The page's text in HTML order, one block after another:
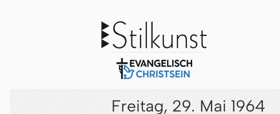
Freitag, 29. Mai 1964